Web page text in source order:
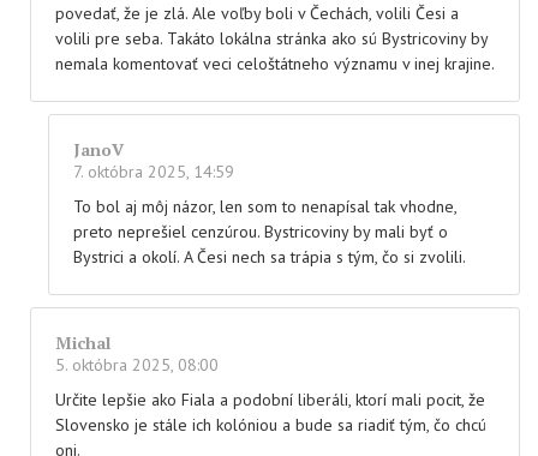
povedať, že je zlá. Ale voľby boli v Čechách, volili Česi a
volili pre seba. Takáto lokálna stránka ako sú Bystricoviny by
nemala komentovať veci celoštátneho významu v inej krajine.
JanoV
7. októbra 2025, 14:59
To bol aj môj názor, len som to nenapísal tak vhodne,
preto neprešiel cenzúrou. Bystricoviny by mali byť o
Bystrici a okolí. A Česi nech sa trápia s tým, čo si zvolili.
Michal
5. októbra 2025, 08:00
Určite lepšie ako Fiala a podobní liberáli, ktorí mali pocit, že
Slovensko je stále ich kolóniou a bude sa riadiť tým, čo chcú
oni.